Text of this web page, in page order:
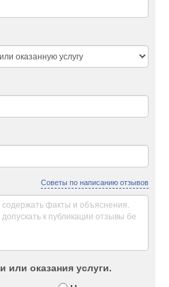
Советы по написанию отзывов
или оказания услуги.